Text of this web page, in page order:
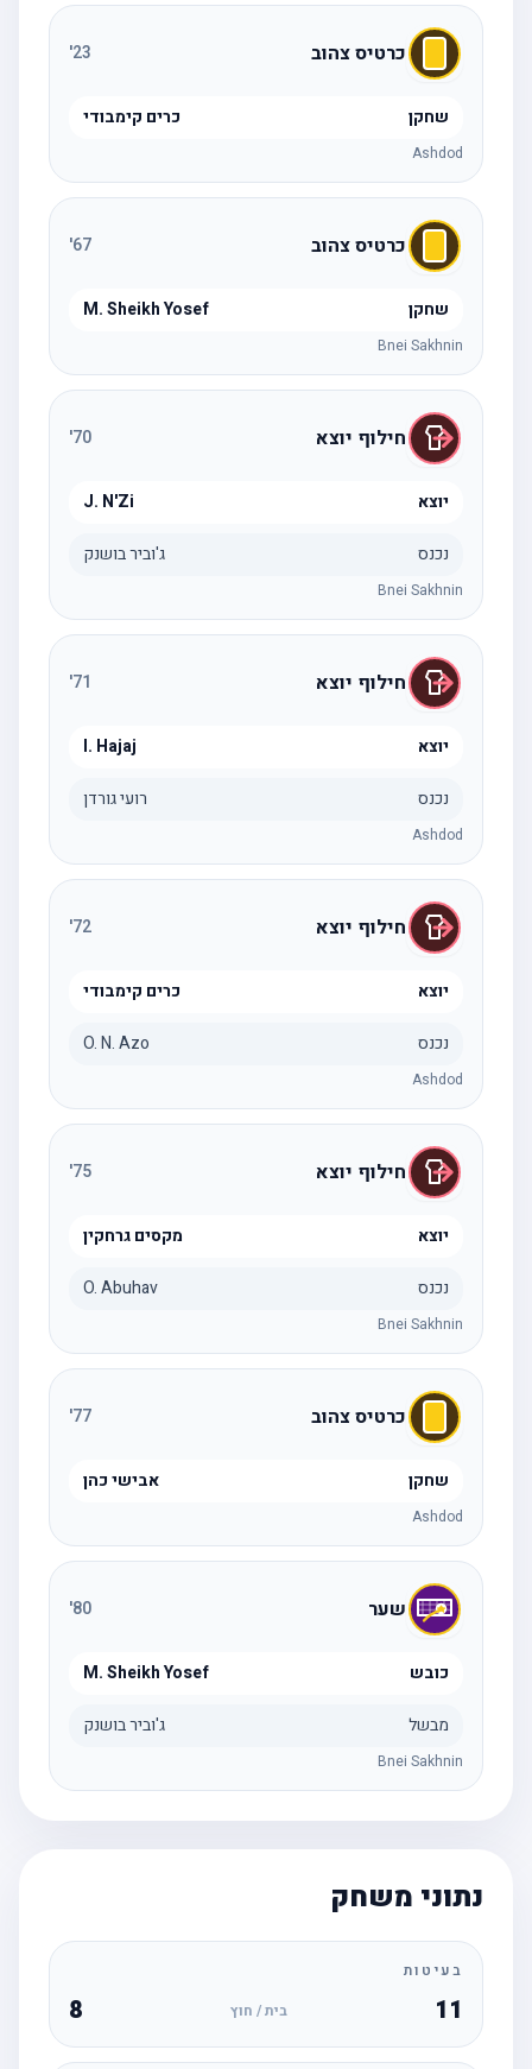
כרטיס צהוב 23
'
שחקן כרים קימבודי
Ashdod
כרטיס צהוב 67
'
שחקן M. Sheikh Yosef
Bnei Sakhnin
חילוף יוצא 70
'
יוצא J. N'Zi
נכנס ג'וביר בושנק
Bnei Sakhnin
חילוף יוצא 71
'
יוצא I. Hajaj
נכנס רועי גורדן
Ashdod
חילוף יוצא 72
'
יוצא כרים קימבודי
נכנס O. N. Azo
Ashdod
חילוף יוצא 75
'
יוצא מקסים גרחקין
נכנס O. Abuhav
Bnei Sakhnin
כרטיס צהוב 77
'
שחקן אבישי כהן
Ashdod
שער 80
'
כובש M. Sheikh Yosef
מבשל ג'וביר בושנק
Bnei Sakhnin
נתוני משחק
בעיטות
11 בית / חוץ